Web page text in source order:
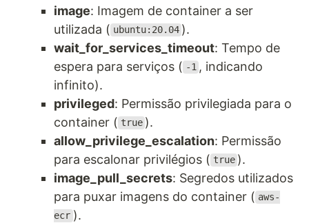
image: Imagem de container a ser
utilizada ( ubuntu:20.04 ).
wait_for_services_timeout: Tempo de
espera para serviços ( -1 , indicando
infinito).
privileged: Permissão privilegiada para o
container ( true ).
allow_privilege_escalation: Permissão
para escalonar privilégios ( true ).
image_pull_secrets: Segredos utilizados
para puxar imagens do container ( aws-
ecr ).